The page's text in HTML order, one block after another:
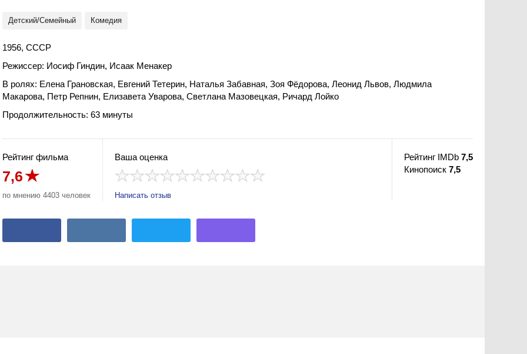
Детский/Семейный Комедия
1956, СССР
Режиссер: Иосиф Гиндин, Исаак Менакер
В ролях: Елена Грановская, Евгений Тетерин, Наталья Забавная, Зоя Фёдорова, Леонид Львов, Людмила
Макарова, Петр Репнин, Елизавета Уварова, Светлана Мазовецкая, Ричард Лойко
Продолжительность: 63 минуты
Рейтинг фильма
7,6
по мнению 4403 человек
Ваша оценка
Написать отзыв
Рейтинг IMDb 7,5
Кинопоиск 7,5